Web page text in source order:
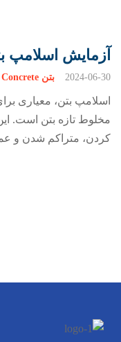
آزمایش
2024-06-30 بتن Concrete
اسلامپ بتن، معیاری
مخلوط تازه بتن است.
کردن، متراکم‌ شدن و